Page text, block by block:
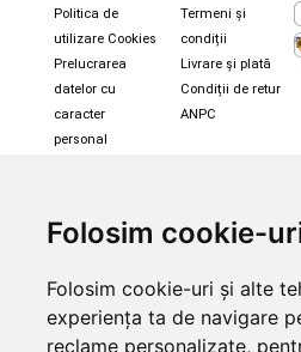
Folosim cookie-
Folosim cookie-uri și alte
experiența ta de navigare
reclame personalizate,
Politica de
utilizare Cookies
Prelucrarea
datelor cu
caracter
personal
Termeni și
condiții
Livrare și plată
Condiții de retur
ANPC
Magazin snowboard
Legături Rome SDS
Skate & longboard
Căști și
Ochelari
Ochelari